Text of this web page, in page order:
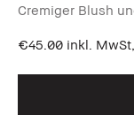
Cremiger Blush
€45.00 inkl.